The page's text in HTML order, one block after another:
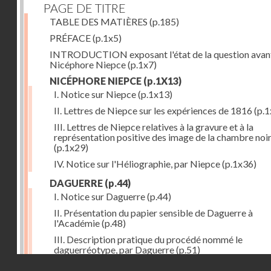
PAGE DE TITRE
TABLE DES MATIÈRES (p.185)
PRÉFACE(p.1x5)
INTRODUCTION exposant l'état de la question
Nicéphore Niepce(p.1x7)
NICÉPHORE NIEPCE (p.1X13)
I. Notice sur Niepce(p.1x13)
II. Lettres de Niepce sur les expériences de 1816
III. Lettres de Niepce relatives à la gravure et à la
représentation positive des image de la chambre
(p.1x29)
IV. Notice sur l'Héliographie, par Niepce(p.1x36)
DAGUERRE (p.44)
I. Notice sur Daguerre(p.44)
II. Présentation du papier sensible de Daguerre à
l'Académie(p.48)
III. Description pratique du procédé nommé le
daguerréotype, par Daguerre(p.51)